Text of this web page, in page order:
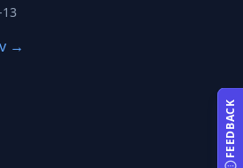
→
FEEDBACK